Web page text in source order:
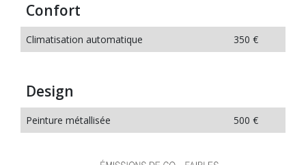
Confort
Climatisation automatique 350 €
Design
Peinture métallisée 500 €